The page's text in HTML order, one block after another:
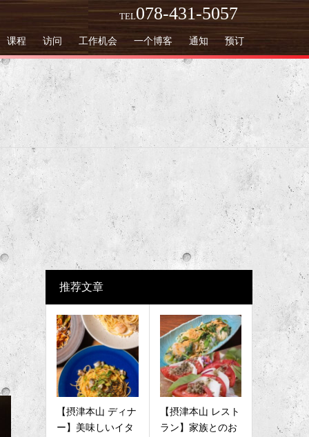
TEL078-431-5057
课程 访问 工作机会 一个博客 通知 预订
推荐文章
【摂津本山 ディナ
ー】美味しいイタ
【摂津本山 レスト
ラン】家族とのお